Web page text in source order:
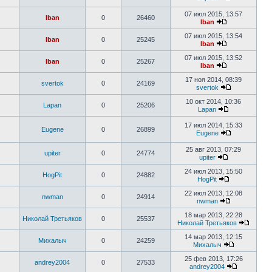
Iban 0 26460
07 июл 2015, 13:57
Iban
Iban 0 25245
07 июл 2015, 13:54
Iban
Iban 0 25267
07 июл 2015, 13:52
Iban
svertok 0 24169
17 ноя 2014, 08:39
svertok
Lapan 0 25206
10 окт 2014, 10:36
Lapan
Eugene 0 26899
17 июл 2014, 15:33
Eugene
upiter 0 24774
25 авг 2013, 07:29
upiter
HogPit 0 24882
24 июл 2013, 15:50
HogPit
nwman 0 24914
22 июл 2013, 12:08
nwman
Николай Третьяков 0 25537
18 мар 2013, 22:28
Николай Третьяков
Михалыч 0 24259
14 мар 2013, 12:15
Михалыч
andrey2004 0 27533
25 фев 2013, 17:26
andrey2004